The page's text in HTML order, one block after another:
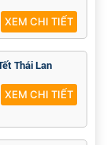
XEM CHI TIẾT
Thái Lan
XEM CHI TIẾT